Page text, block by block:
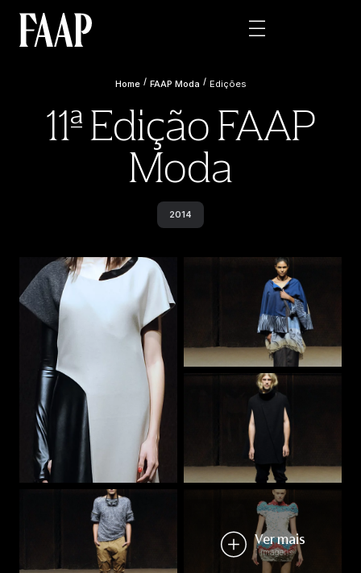
Home / FAAP Moda / Edições
11ª Edição FAAP
Moda
2014
Ver mais
1 imagens